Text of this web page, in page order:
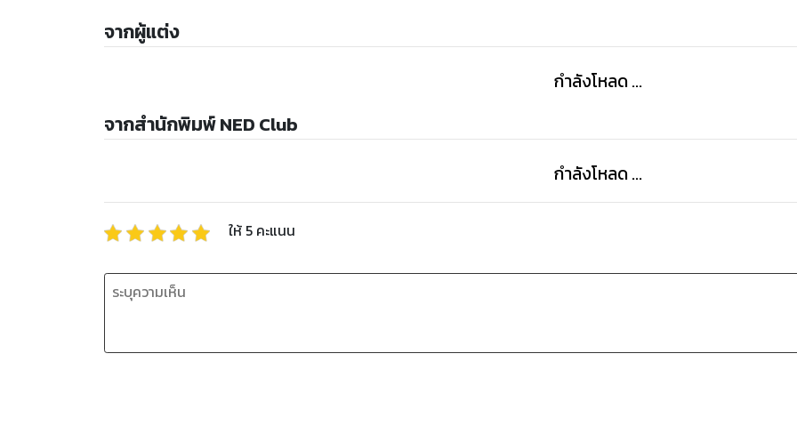
จากผู้แต่ง
กำลังโหลด ...
จากสำนักพิมพ์ NED Club
กำลังโหลด ...
ให้ 5 คะแนน